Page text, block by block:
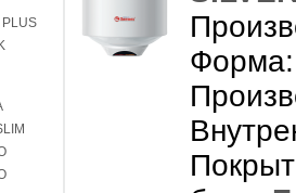
Форма: